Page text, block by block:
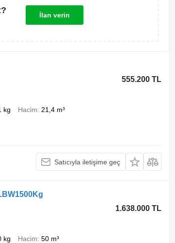
İlan verin
555.200 TL
kg Hacim
21,4 m³
Satıcıyla iletişime geç
1.638.000 TL
kg Hacim 50 m³